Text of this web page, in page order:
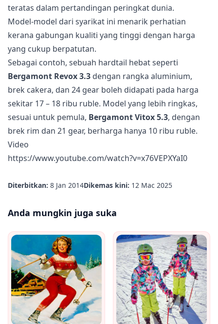
teratas dalam pertandingan peringkat dunia.
Model-model dari syarikat ini menarik perhatian
kerana gabungan kualiti yang tinggi dengan harga
yang cukup berpatutan.
Sebagai contoh, sebuah hardtail hebat seperti
Bergamont Revox 3.3 dengan rangka aluminium,
brek cakera, dan 24 gear boleh didapati pada harga
sekitar 17 – 18 ribu ruble. Model yang lebih ringkas,
sesuai untuk pemula, Bergamont Vitox 5.3, dengan
brek rim dan 21 gear, berharga hanya 10 ribu ruble.
Video
https://www.youtube.com/watch?v=x76VEPXYaI0
Diterbitkan: 8 Jan 2014Dikemas kini: 12 Mac 2025
Anda mungkin juga suka